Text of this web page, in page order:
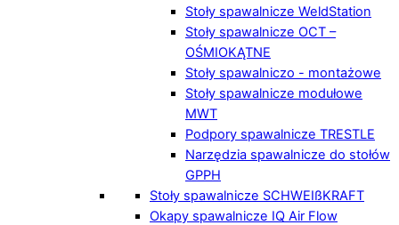
Stoły spawalnicze WeldStation
Stoły spawalnicze OCT –
OŚMIOKĄTNE
Stoły spawalniczo - montażowe
Stoły spawalnicze modułowe
MWT
Podpory spawalnicze TRESTLE
Narzędzia spawalnicze do stołów
GPPH
Stoły spawalnicze SCHWEIßKRAFT
Okapy spawalnicze IQ Air Flow